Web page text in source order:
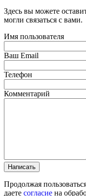
Здесь вы можете
могли связаться с вами.
Имя пользователя
Ваш Email
Телефон
Комментарий
Написать
Продолжая
даете согласие на